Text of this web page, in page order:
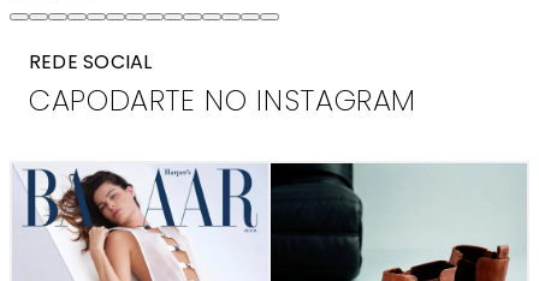
REDE SOCIAL
CAPODARTE NO INSTAGRAM